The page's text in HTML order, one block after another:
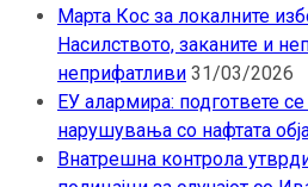
Марта Кос за локалните
Насилството, заканите и
неприфатливи 31/03/2026
ЕУ алармира: подгответе се
нарушувања со нафтата
Внатрешна контрола